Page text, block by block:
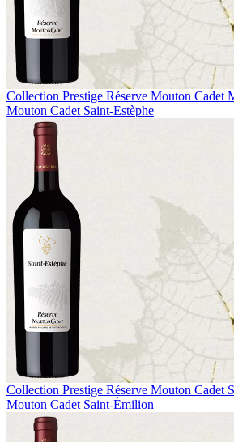
Collection Prestige Réserve Mouton Cadet
Mouton Cadet Saint-Estèphe
Collection Prestige Réserve Mouton Cadet
Mouton Cadet Saint-Émilion